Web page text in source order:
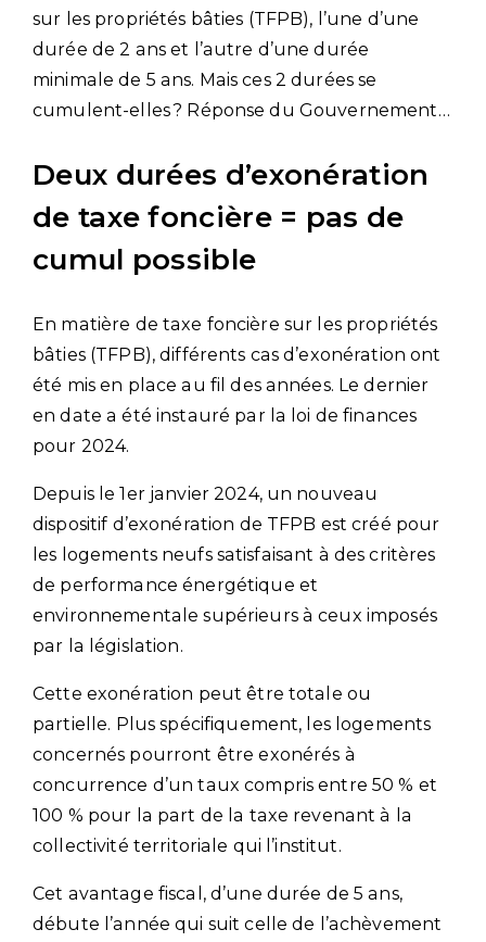
sur les propriétés bâties (TFPB), l’une d’une
durée de 2 ans et l’autre d’une durée
minimale de 5 ans. Mais ces 2 durées se
cumulent-elles ? Réponse du Gouvernement…
Deux durées d’exonération
de taxe foncière = pas de
cumul possible
En matière de taxe foncière sur les propriétés
bâties (TFPB), différents cas d’exonération ont
été mis en place au fil des années. Le dernier
en date a été instauré par la loi de finances
pour 2024.
Depuis le 1er janvier 2024, un nouveau
dispositif d’exonération de TFPB est créé pour
les logements neufs satisfaisant à des critères
de performance énergétique et
environnementale supérieurs à ceux imposés
par la législation.
Cette exonération peut être totale ou
partielle. Plus spécifiquement, les logements
concernés pourront être exonérés à
concurrence d’un taux compris entre 50 % et
100 % pour la part de la taxe revenant à la
collectivité territoriale qui l’institut.
Cet avantage fiscal, d’une durée de 5 ans,
débute l’année qui suit celle de l’achèvement